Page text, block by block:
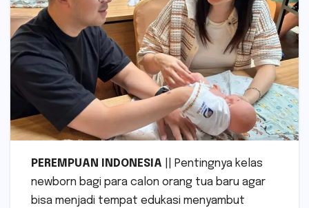
PEREMPUAN INDONESIA || Pentingnya kelas
newborn bagi para calon orang tua baru agar
bisa menjadi tempat edukasi menyambut